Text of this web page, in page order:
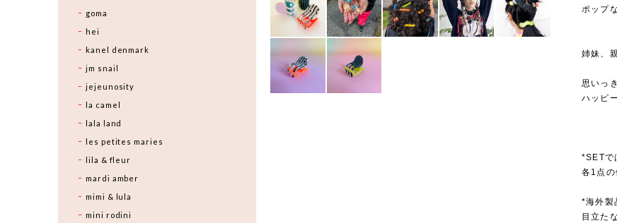
ポップ
姉妹、
思いっ
ハッピ
*SETで
各1点の
*海外製
目立た
goma
hei
kanel denmark
jm snail
jejeunosity
la camel
lala land
les petites maries
lila & fleur
mardi amber
mimi & lula
mini rodini